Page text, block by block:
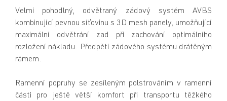
Velmi pohodlný, odvětraný zádový systém AVBS
kombinující pevnou síťovinu s 3D mesh panely, umožňující
maximální odvětrání zad při zachování optimálního
rozložení nákladu. Předpětí zádového systému drátěným
rámem.
Ramenní popruhy se zesíleným polstrováním v ramenní
části pro ještě větší komfort při transportu těžkého